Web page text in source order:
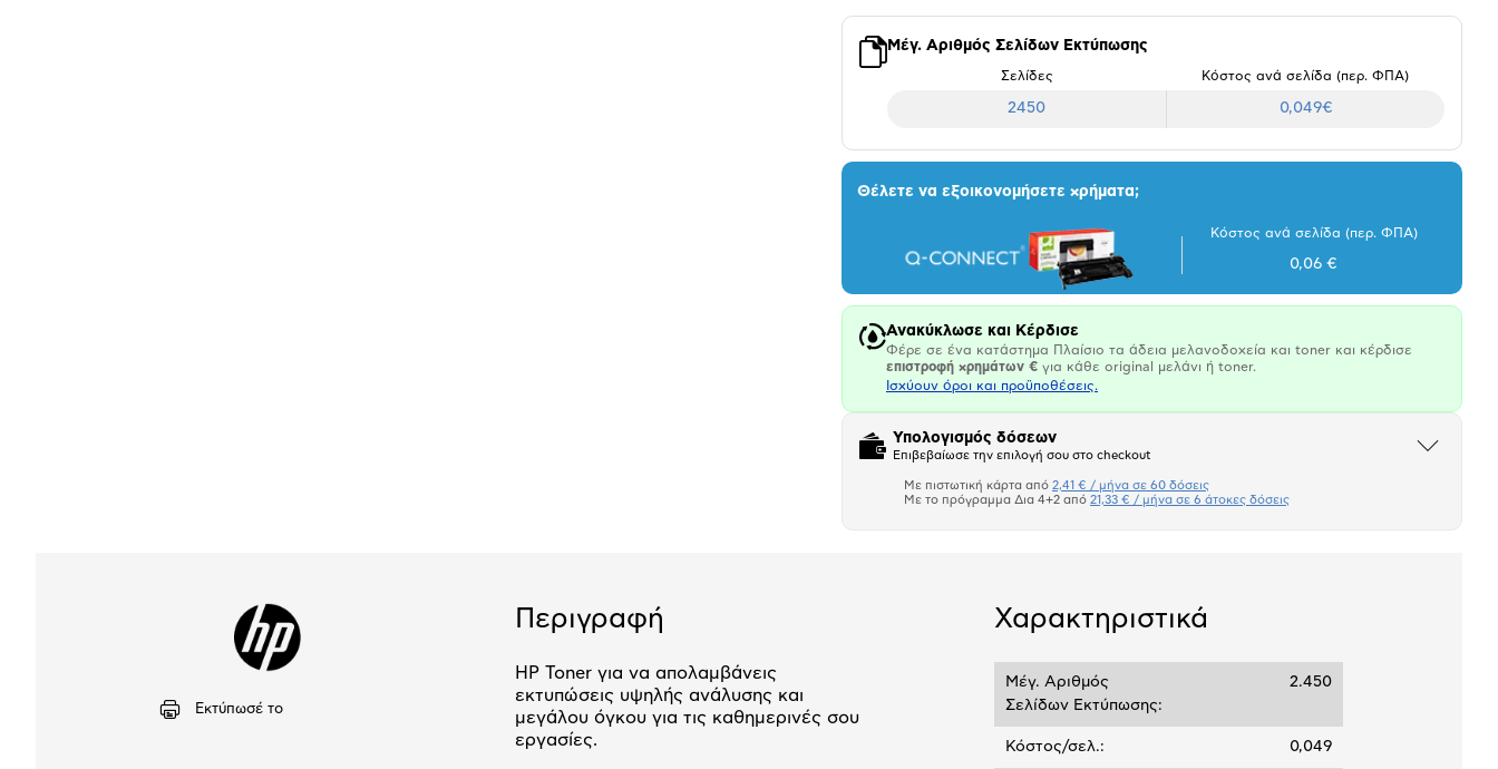
Μέγ. Αριθμός Σελίδων Εκτύπωσης
Σελίδες Κόστος ανά σελίδα (περ. ΦΠΑ)
2450 0,049€
Θέλετε να εξοικονομήσετε χρήματα;
Κόστος ανά σελίδα (περ. ΦΠΑ)
0,06 €
Ανακύκλωσε και Κέρδισε
Φέρε σε ένα κατάστημα Πλαίσιο τα άδεια μελανοδοχεία και toner και κέρδισε
επιστροφή χρημάτων € για κάθε original μελάνι ή toner.
Ισχύουν όροι και προϋποθέσεις.
Υπολογισμός δόσεων
Επιβεβαίωσε την επιλογή σου στο checkout
Άνοιξε
Πιστωτική κάρτα
2,41 €
Με πιστωτική κάρτα από 2,41 € / μήνα σε 60 δόσεις
Με το πρόγραμμα Δια 4+2 από 21,33 € / μήνα σε 6 άτοκες δόσεις
Εκτύπωσέ το
Περιγραφή
HP Toner για να απολαμβάνεις
εκτυπώσεις υψηλής ανάλυσης και
μεγάλου όγκου για τις καθημερινές σου
εργασίες.
Χαρακτηριστικά
Μέγ. Αριθμός
Σελίδων Εκτύπωσης:
2.450
Κόστος/σελ.: 0,049